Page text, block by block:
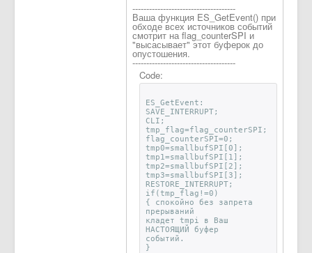
-------------------------------------
Ваша функция ES_GetEvent() при
обходе всех источников событий
смотрит на flag_counterSPI и
"высасывает" этот буферок до
опустошения.
-------------------------------------
Code:
ES_GetEvent:
SAVE_INTERRUPT;
CLI;
tmp_flag=flag_counterSPI;
flag_counterSPI=0;
tmp0=smallbufSPI[0];
tmp1=smallbufSPI[1];
tmp2=smallbufSPI[2];
tmp3=smallbufSPI[3];
RESTORE_INTERRUPT;
if(tmp_flag!=0)
{ спокойно без запрета
прерываний
кладет tmpi в Ваш
НАСТОЯЩИЙ буфер
событий.
}